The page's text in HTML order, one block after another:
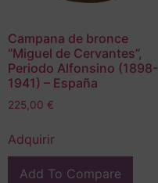
Campana de bronce
“Miguel de Cervantes”,
Periodo Alfonsino (1898-
1941) – España
225,00 €
Adquirir
Add To Compare